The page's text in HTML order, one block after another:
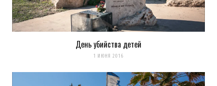
Загрузка...
День убийства детей
1 ИЮНЯ 2016